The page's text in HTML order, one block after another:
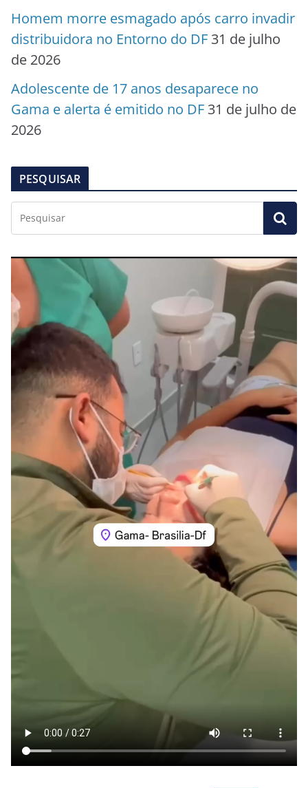
Homem morre esmagado após carro invadir
distribuidora no Entorno do DF 31 de julho
de 2026
Adolescente de 17 anos desaparece no
Gama e alerta é emitido no DF 31 de julho de
2026
PESQUISAR